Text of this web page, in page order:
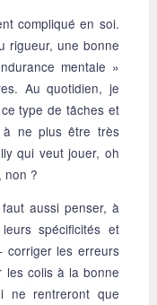
compliqué en soi.
rigueur, une bonne
mentale »
Au quotidien, je
type de tâches et
à ne plus être très
qui veut jouer, oh
non ?
aussi penser, à
spécificités et
corriger les erreurs
les colis à la bonne
ne rentreront que